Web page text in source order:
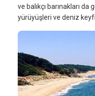
ve balıkçı barınakları
yürüyüşleri ve deniz